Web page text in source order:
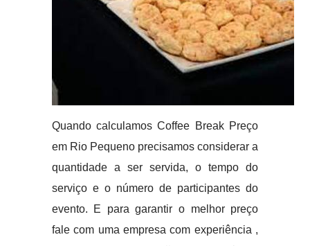
Quando calculamos Coffee Break Preço
em Rio Pequeno precisamos considerar a
quantidade a ser servida, o tempo do
serviço e o número de participantes do
evento. E para garantir o melhor preço
fale com uma empresa com experiência ,